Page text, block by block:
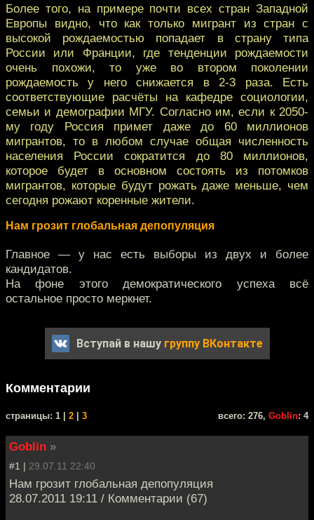
Более того, на примере почти всех стран Западной
Европы видно, что как только мигрант из стран с
высокой рождаемостью попадает в страну типа
России или Франции, где тенденции рождаемости
очень похожи, то уже во втором поколении
рождаемость у него снижается в 2-3 раза. Есть
соответствующие расчёты на кафедре социологии,
семьи и демографии МГУ. Согласно им, если к 2050-
му году Россия примет даже до 60 миллионов
мигрантов, то в любом случае общая численность
населения России сократится до 80 миллионов,
которое будет в основном состоять из потомков
мигрантов, которые будут рожать даже меньше, чем
сегодня рожают коренные жители.
Нам грозит глобальная депопуляция
Главное — у нас есть выборы из двух и более
кандидатов.
На фоне этого демократического успеха всё
остальное просто меркнет.
Вступай в нашу группу ВКонтакте
Комментарии
cтраницы: 1 | 2 3 всего: 276, Goblin: 4
Goblin »
#1 | 29.07.11 22:40
Нам грозит глобальная депопуляция
28.07.2011 19:11 / Комментарии (67)